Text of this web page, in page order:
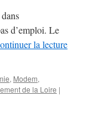
d’emploi. Le
la lecture
, Modem,
de la Loire |